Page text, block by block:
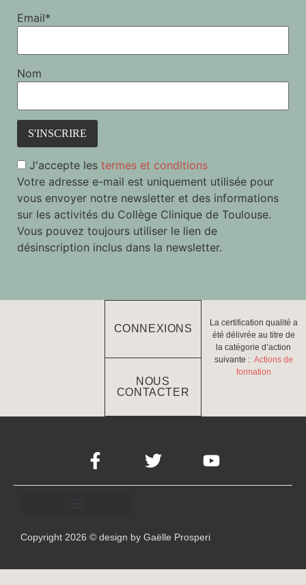
Email*
Nom
J'accepte les termes et conditions
Votre adresse e-mail est uniquement utilisée pour
vous envoyer notre newsletter et des informations
sur les activités du Collège Clinique de Toulouse.
Vous pouvez toujours utiliser le lien de
désinscription inclus dans la newsletter.
CONNEXIONS
NOUS
CONTACTER
La certification qualité a
été délivrée au titre de
la catégorie d’action
suivante : Actions de
formation
Copyright 2026 © design by Gaëlle Prosperi